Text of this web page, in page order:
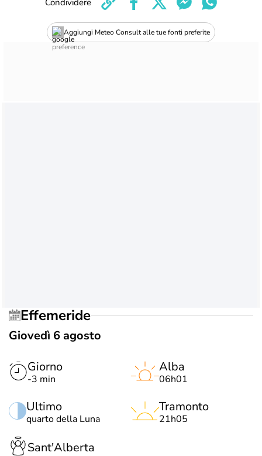
Aggiungi Meteo Consult alle tue fonti preferite
Condividere
Effemeride
Giovedì 6 agosto
Giorno
-3 min
Ultimo
quarto della Luna
Alba
06h01
Tramonto
21h05
Sant'Alberta